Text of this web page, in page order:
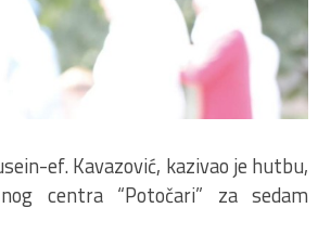
ef. Kavazović, kazivao je hutbu,
centra “Potočari” za sedam